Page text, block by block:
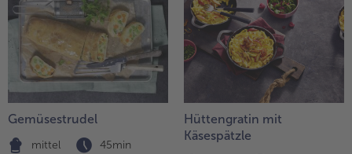
Gemüsestrudel
mittel 45min
Hüttengratin mit
Käsespätzle